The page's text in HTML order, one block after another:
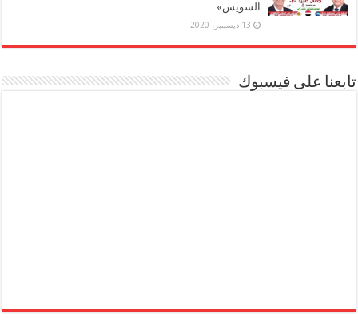
السويس»
13 ديسمبر، 2020
تابعنا على فيسبوك